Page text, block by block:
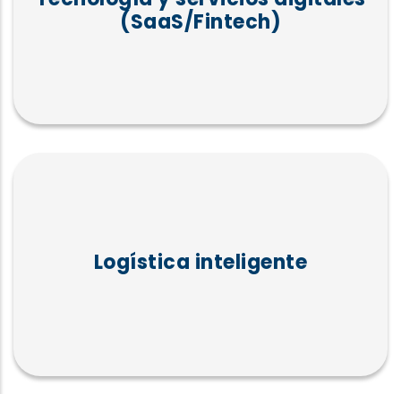
(SaaS/Fintech)
Logística inteligente